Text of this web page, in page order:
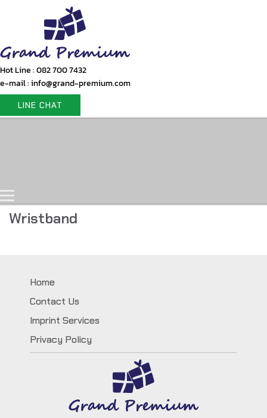
Hot Line : 082 700 7432
e-mail : info@grand-premium.com
LINE CHAT
Wristband
Home
Contact Us
Imprint Services
Privacy Policy